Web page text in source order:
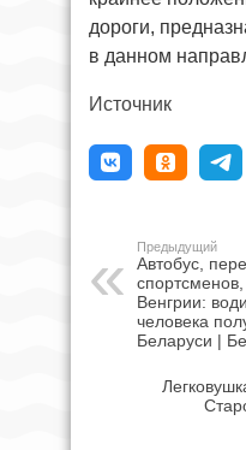
дороги,
в данном
Источник
Предыдущий
Автобус,
Венгрии:
человека
Беларуси |